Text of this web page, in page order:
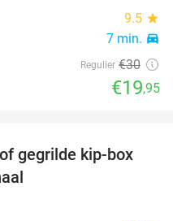
9.5 star
7 min. directions_car
Regulier €30
€19,95
37%
gegrilde kip-box